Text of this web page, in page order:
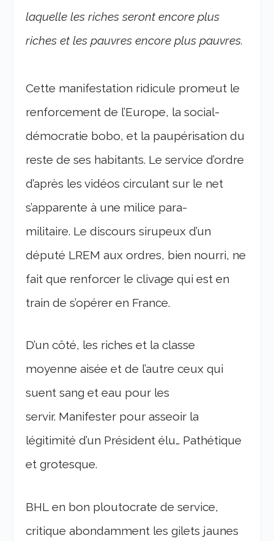
laquelle les riches seront encore plus
riches et les pauvres encore plus pauvres.
Cette manifestation ridicule promeut le
renforcement de l’Europe, la social-
démocratie bobo, et la paupérisation du
reste de ses habitants. Le service d’ordre
d’après les vidéos circulant sur le net
s’apparente à une milice para-
militaire. Le discours sirupeux d’un
député LREM aux ordres, bien nourri, ne
fait que renforcer le clivage qui est en
train de s’opérer en France.
D’un côté, les riches et la classe
moyenne aisée et de l’autre ceux qui
suent sang et eau pour les
servir. Manifester pour asseoir la
légitimité d’un Président élu… Pathétique
et grotesque.
BHL en bon ploutocrate de service,
critique abondamment les gilets jaunes